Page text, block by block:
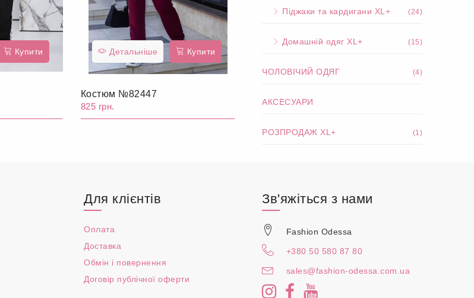
Купити Детальніше Купити
Костюм №82447
825 грн.
Піджаки та кардигани XL+ (24)
Домашній одяг XL+ (15)
ЧОЛОВІЧИЙ ОДЯГ (4)
АКСЕСУАРИ
РОЗПРОДАЖ XL+ (1)
Для клієнтів
Оплата
Доставка
Обмін і повернення
Договір публічної оферти
Зв'яжіться з нами
Fashion Odessa
+380 50 580 87 80
sales@fashion-odessa.com.ua